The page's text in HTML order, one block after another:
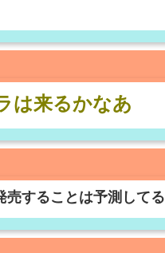
は来るかなあ
売することは予測してる